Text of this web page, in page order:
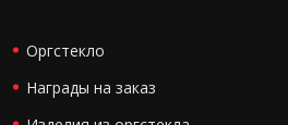
Оргстекло
Награды на заказ